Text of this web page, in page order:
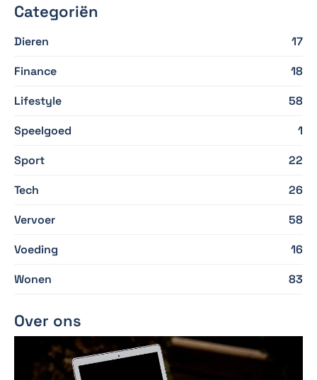
Categoriën
Dieren
17
Finance
18
Lifestyle
58
Speelgoed
1
Sport
22
Tech
26
Vervoer
58
Voeding
16
Wonen
83
Over ons